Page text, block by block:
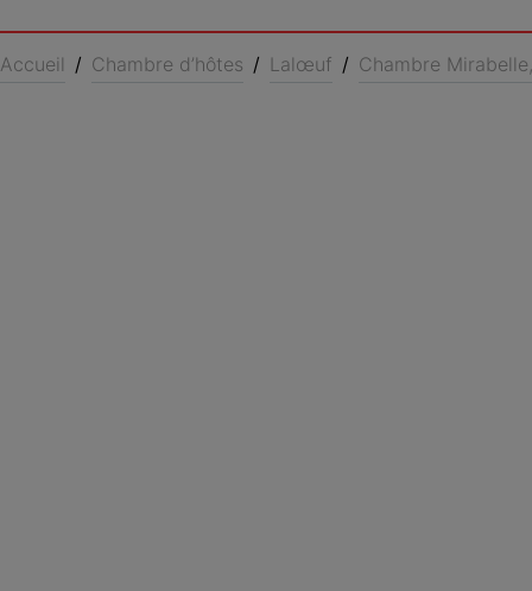
Accueil / Chambre d’hôtes / Lalœuf / Chambre